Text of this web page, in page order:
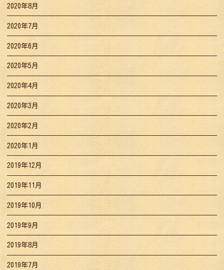
2020年8月
2020年7月
2020年6月
2020年5月
2020年4月
2020年3月
2020年2月
2020年1月
2019年12月
2019年11月
2019年10月
2019年9月
2019年8月
2019年7月